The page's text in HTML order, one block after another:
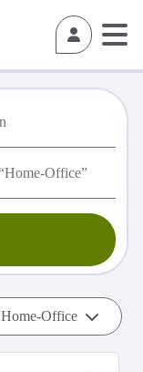
Home-Office